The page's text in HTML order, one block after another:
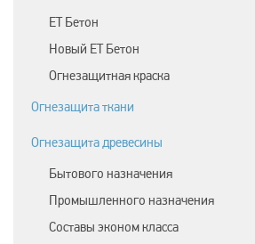
ЕТ Бетон
Новый ЕТ Бетон
Огнезащитная краска
Огнезащита ткани
Огнезащита древесины
Бытового назначения
Промышленного назначения
Составы эконом класса